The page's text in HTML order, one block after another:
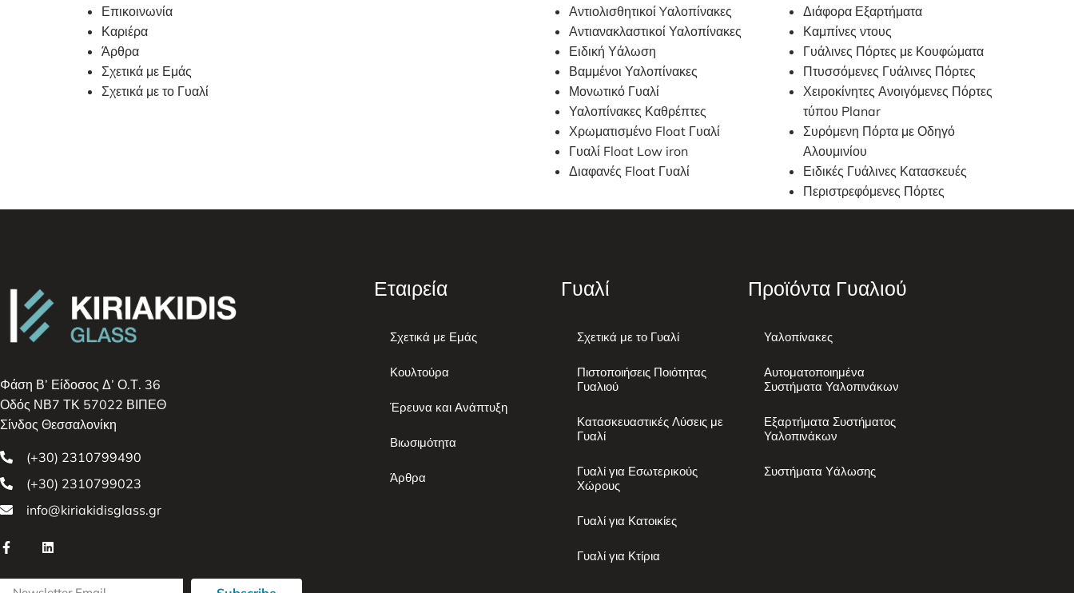
Επικοινωνία
Καριέρα
Άρθρα
Σχετικά με Εμάς
Σχετικά με το Γυαλί
Αντιολισθητικοί Yαλοπίνακες
Αντιανακλαστικοί Υαλοπίνακες
Ειδική Υάλωση
Βαμμένοι Υαλοπίνακες
Μονωτικό Γυαλί
Υαλοπίνακες Καθρέπτες
Χρωματισμένο Float Γυαλί
Γυαλί Float Low iron
Διαφανές Float Γυαλί
Διάφορα Εξαρτήματα
Καμπίνες ντους
Γυάλινες Πόρτες με Κουφώματα
Πτυσσόμενες Γυάλινες Πόρτες
Χειροκίνητες Ανοιγόμενες Πόρτες
τύπου Planar
Συρόμενη Πόρτα με Οδηγό
Αλουμινίου
Ειδικές Γυάλινες Κατασκευές
Περιστρεφόμενες Πόρτες
Φάση Β’ Είδοσος Δ’ Ο.Τ. 36
Οδός ΝΒ7 ΤΚ 57022 ΒΙΠΕΘ
Σίνδος Θεσσαλονίκη
(+30) 2310799490
(+30) 2310799023
info@kiriakidisglass.gr
Εταιρεία
Σχετικά με Εμάς
Κουλτούρα
Έρευνα και Ανάπτυξη
Βιωσιμότητα
Άρθρα
Γυαλί
Σχετικά με το Γυαλί
Πιστοποιήσεις Ποιότητας
Γυαλιού
Κατασκευαστικές Λύσεις με
Γυαλί
Γυαλί για Εσωτερικούς
Χώρους
Γυαλί για Κατοικίες
Γυαλί για Κτίρια
Προϊόντα Γυαλιού
Υαλοπίνακες
Αυτοματοποιημένα
Συστήματα Υαλοπινάκων
Εξαρτήματα Συστήματος
Υαλοπινάκων
Συστήματα Υάλωσης